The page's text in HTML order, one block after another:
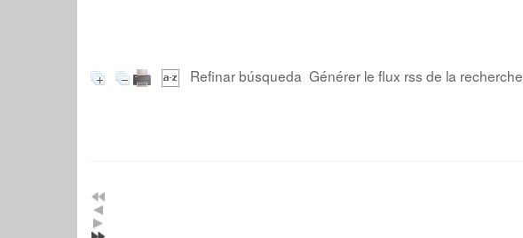
Refinar búsqueda Générer le flux rss de la recherche